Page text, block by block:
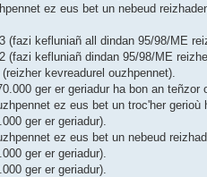
ez eus bet un nebeud
(fazi kefluniañ all dindan 95/98/ME
(fazi kefluniañ dindan 95/98/ME
kevreadurel ouzhpennet).
ger er geriadur ha bon an teñzor
ez eus bet un troc'her gerioù
ger er geriadur).
ez eus bet un nebeud
ger er geriadur).
ger er geriadur).